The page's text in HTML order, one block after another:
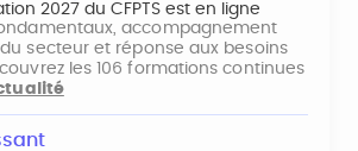
2027 du CFPTS est en ligne
accompagnement
secteur et réponse aux besoins
les 106 formations continues